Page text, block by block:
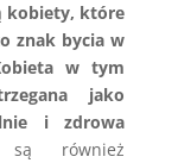
kobiety, które
znak bycia w
w tym
jako
i zdrowa
również